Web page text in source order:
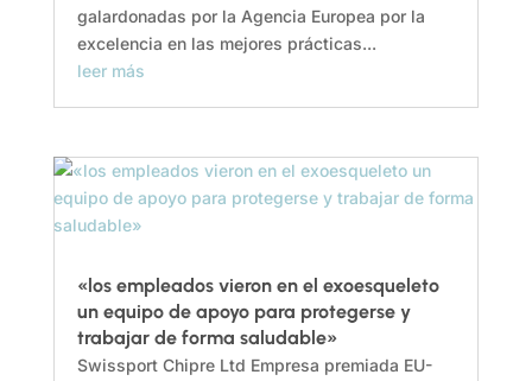
galardonadas por la Agencia Europea por la
excelencia en las mejores prácticas...
leer más
«los empleados vieron en el exoesqueleto
un equipo de apoyo para protegerse y
trabajar de forma saludable»
Swissport Chipre Ltd Empresa premiada EU-